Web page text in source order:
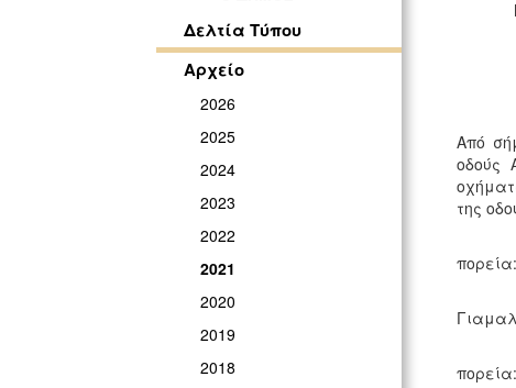
Δελτία Τύπου
Αρχείο
2026
2025
2024
2023
2022
2021
2020
2019
2018
Από
οδούς
της
i. τα
ii. τα
iii. Τα